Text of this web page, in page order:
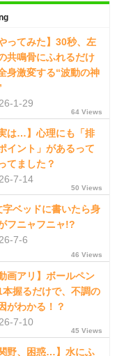
やってみた】30秒、左
共鳴骨にふれるだけ
身激変する“波動の神
1-29
64 Views
実は…】心理にも「排
イント」があるって
てました？
7-14
50 Views
字ベッドに書いたら身
フニャフニャ!?
7-6
46 Views
動画アリ】ボールペン
本握るだけで、不調の
がわかる！？
7-10
45 Views
関野、困惑…】水にふ